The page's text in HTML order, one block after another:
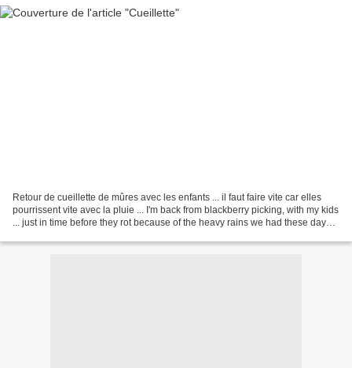
Retour de cueillette de mûres avec les enfants ... il faut faire vite car elles
pourrissent vite avec la pluie ... I'm back from blackberry picking, with my kids
... just in time before they rot because of the heavy rains we had these days...